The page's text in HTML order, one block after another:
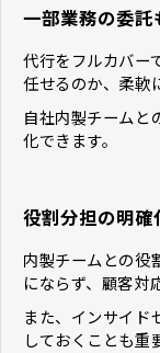
一部業務の委託
代行をフルカバー
任せるのか、柔軟
自社内製チームと
化できます。
役割分担の明確
内製チームとの役
にならず、顧客対
また、インサイド
しておくことも重